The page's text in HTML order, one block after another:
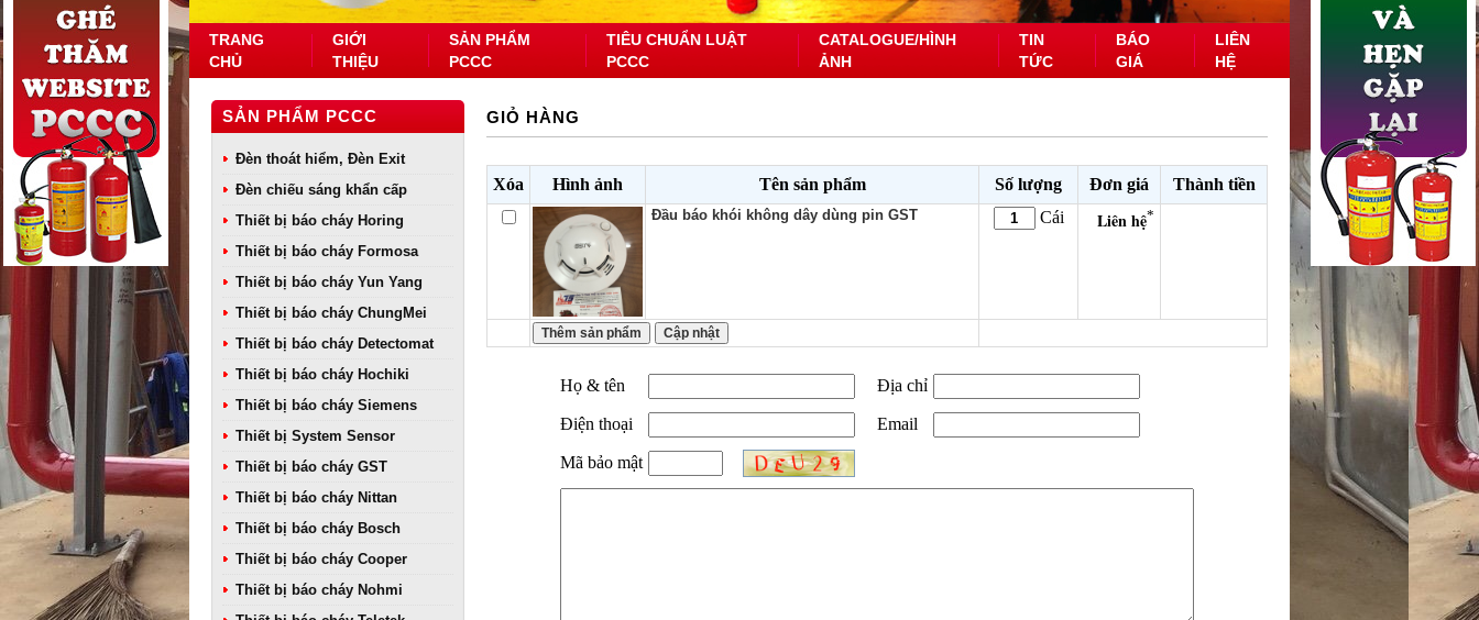
TRANG
CHỦ
GIỚI
THIỆU
SẢN PHẨM
PCCC
TIÊU CHUẨN LUẬT
PCCC
CATALOGUE/HÌNH
ẢNH
TIN
TỨC
BÁO
GIÁ
LIÊN
HỆ
SẢN PHẨM PCCC
Đèn thoát hiểm, Đèn Exit
Đèn chiếu sáng khẩn cấp
Thiết bị báo cháy Horing
Thiết bị báo cháy Formosa
Thiết bị báo cháy Yun Yang
Thiết bị báo cháy ChungMei
Thiết bị báo cháy Detectomat
Thiết bị báo cháy Hochiki
Thiết bị báo cháy Siemens
Thiết bị System Sensor
Thiết bị báo cháy GST
Thiết bị báo cháy Nittan
Thiết bị báo cháy Bosch
Thiết bị báo cháy Cooper
Thiết bị báo cháy Nohmi
GIỎ HÀNG
Xóa Hình ảnh Tên sản phẩm Số lượng Đơn giá Thành tiền
Đầu báo khói không dây dùng pin GST Cái Liên hệ*
Họ & tên Địa chỉ
Điện thoại Email
Mã bảo mật